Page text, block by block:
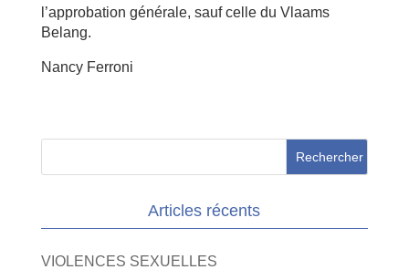
l’approbation générale, sauf celle du Vlaams
Belang.
Nancy Ferroni
Articles récents
VIOLENCES SEXUELLES